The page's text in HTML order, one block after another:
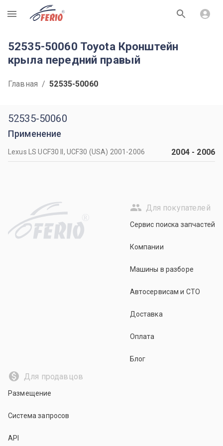
R
52535-50060 Toyota Кронштейн
крыла передний правый
Главная / 52535-50060
52535-50060
Применение
Lexus LS UCF30 II, UCF30 (USA) 2001-2006 2004- 2006
R
Для покупателей
Сервис поиска запчастей
Компании
Машины в разборе
Автосервисам и СТО
Доставка
Оплата
Блог
Для продавцов
Размещение
Система запросов
API